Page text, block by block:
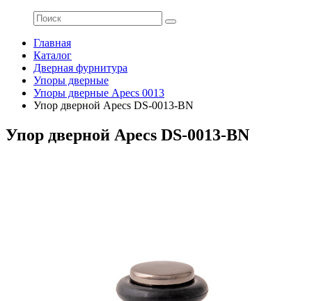
Главная
Каталог
Дверная фурнитура
Упоры дверные
Упоры дверные Apecs 0013
Упор дверной Apecs DS-0013-BN
Упор дверной Apecs DS-0013-BN